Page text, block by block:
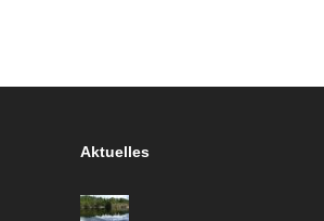
Aktuelles